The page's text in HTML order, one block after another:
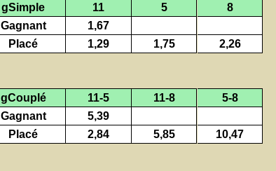
gSimple 11 5
8
Gagnant
1,67
Placé
1,29 1,75 2,26
gCouplé 11-5 11-8
5-8
Gagnant
5,39
Placé
2,84 5,85 10,47